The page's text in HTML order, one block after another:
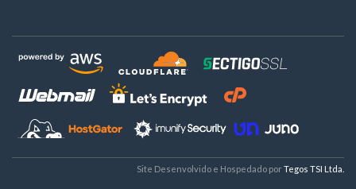
Site Desenvolvido e Hospedado por Tegos TSI Ltda.